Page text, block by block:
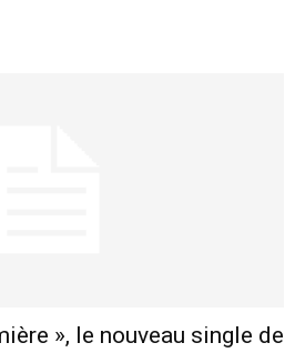
», le nouveau single de